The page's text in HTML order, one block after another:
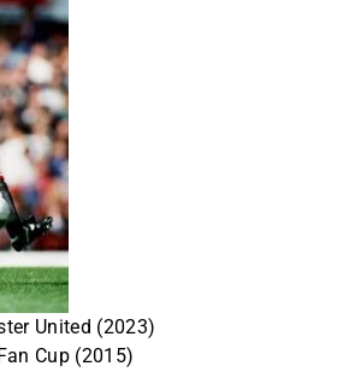
United (2023)
Cup (2015)